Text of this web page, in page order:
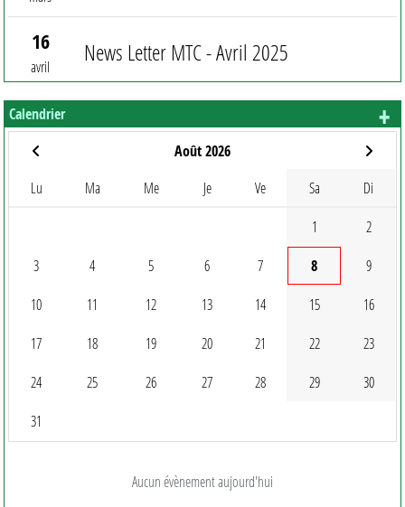
16
avril
News Letter MTC - Avril 2025
Calendrier
Août 2026
Lu Ma Me Je Ve Sa Di
1 2
3 4 5 6 7 8 9
10 11 12 13 14 15 16
17 18 19 20 21 22 23
24 25 26 27 28 29 30
31
Aucun évènement aujourd'hui
+